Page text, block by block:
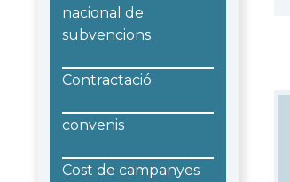
nacional de
subvencions
Contractació
convenis
Cost de campanyes